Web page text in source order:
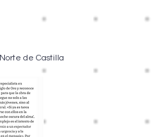
de Castilla